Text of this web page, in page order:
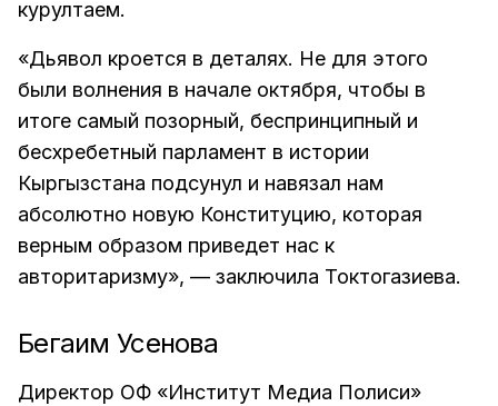
курултаем.
«Дьявол кроется в деталях. Не для этого
были волнения в начале октября, чтобы в
итоге самый позорный, беспринципный и
бесхребетный парламент в истории
Кыргызстана подсунул и навязал нам
абсолютно новую Конституцию, которая
верным образом приведет нас к
авторитаризму», — заключила Токтогазиева.
Бегаим Усенова
Директор ОФ «Институт Медиа Полиси»